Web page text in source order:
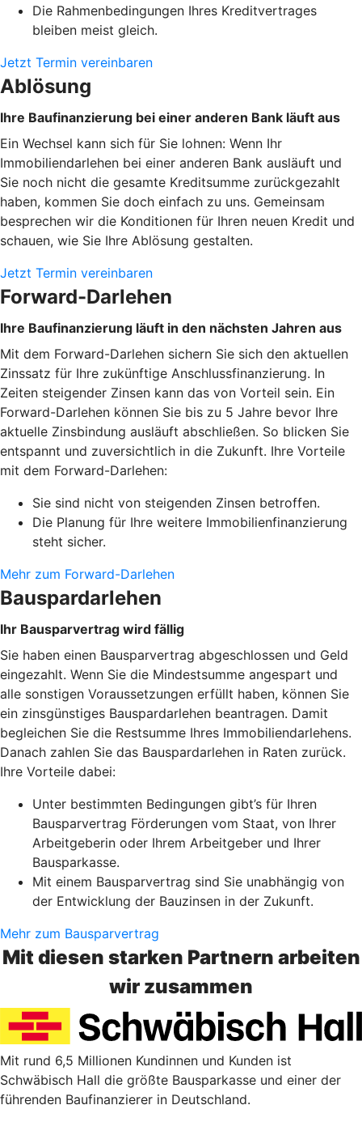
Die Rahmenbedingungen Ihres Kreditvertrages
bleiben meist gleich.
Jetzt Termin vereinbaren
Ablösung
Ihre Baufinanzierung bei einer anderen Bank läuft aus
Ein Wechsel kann sich für Sie lohnen: Wenn Ihr
Immobiliendarlehen bei einer anderen Bank ausläuft und
Sie noch nicht die gesamte Kreditsumme zurückgezahlt
haben, kommen Sie doch einfach zu uns. Gemeinsam
besprechen wir die Konditionen für Ihren neuen Kredit und
schauen, wie Sie Ihre Ablösung gestalten.
Jetzt Termin vereinbaren
Forward-Darlehen
Ihre Baufinanzierung läuft in den nächsten Jahren aus
Mit dem Forward-Darlehen sichern Sie sich den aktuellen
Zinssatz für Ihre zukünftige Anschlussfinanzierung. In
Zeiten steigender Zinsen kann das von Vorteil sein. Ein
Forward-Darlehen können Sie bis zu 5 Jahre bevor Ihre
aktuelle Zinsbindung ausläuft abschließen. So blicken Sie
entspannt und zuversichtlich in die Zukunft. Ihre Vorteile
mit dem Forward-Darlehen:
Sie sind nicht von steigenden Zinsen betroffen.
Die Planung für Ihre weitere Immobilienfinanzierung
steht sicher.
Mehr zum Forward-Darlehen
Bauspardarlehen
Ihr Bausparvertrag wird fällig
Sie haben einen Bausparvertrag abgeschlossen und Geld
eingezahlt. Wenn Sie die Mindestsumme angespart und
alle sonstigen Voraussetzungen erfüllt haben, können Sie
ein zinsgünstiges Bauspardarlehen beantragen. Damit
begleichen Sie die Restsumme Ihres Immobiliendarlehens.
Danach zahlen Sie das Bauspardarlehen in Raten zurück.
Ihre Vorteile dabei:
Unter bestimmten Bedingungen gibt’s für Ihren
Bausparvertrag Förderungen vom Staat, von Ihrer
Arbeitgeberin oder Ihrem Arbeitgeber und Ihrer
Bausparkasse.
Mit einem Bausparvertrag sind Sie unabhängig von
der Entwicklung der Bauzinsen in der Zukunft.
Mehr zum Bausparvertrag
Mit diesen starken Partnern arbeiten
wir zusammen
Mit rund 6,5 Millionen Kundinnen und Kunden ist
Schwäbisch Hall die größte Bausparkasse und einer der
führenden Baufinanzierer in Deutschland.